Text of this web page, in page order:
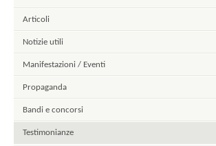
Contatti
Articoli
Notizie utili
Manifestazioni / Eventi
Propaganda
Bandi e concorsi
Testimonianze